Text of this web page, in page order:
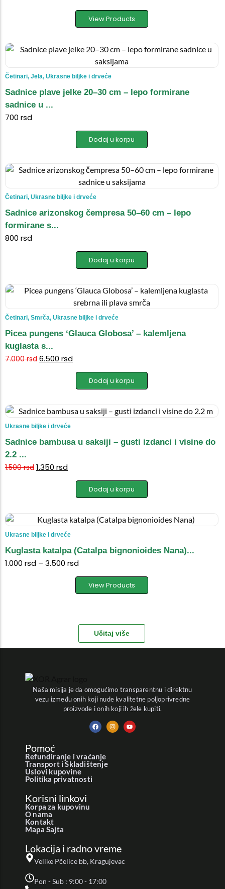
View Products
Četinari, Jela, Ukrasne biljke i drveće
Sadnice plave jelke 20–30 cm – lepo formirane
sadnice u ...
700 rsd
Dodaj u korpu
Četinari, Ukrasne biljke i drveće
Sadnice arizonskog čempresa 50–60 cm – lepo
formirane s...
800 rsd
Dodaj u korpu
Četinari, Smrča, Ukrasne biljke i drveće
Picea pungens ‘Glauca Globosa’ – kalemljena
kuglasta s...
7.000rsd 6.500 rsd
Dodaj u korpu
Ukrasne biljke i drveće
Sadnice bambusa u saksiji – gusti izdanci i visine do
2.2 ...
1.500rsd 1.350 rsd
Dodaj u korpu
Ukrasne biljke i drveće
Kuglasta katalpa (Catalpa bignonioides Nana)...
1.000 rsd – 3.500 rsd
View Products
Učitaj više
Naša misija je da omogućimo transparentnu i direktnu
vezu između onih koji nude kvalitetne poljoprivredne
proizvode i onih koji ih žele kupiti.
Pomoć
Refundiranje i vraćanje
Transport i Skladištenje
Uslovi kupovine
Politika privatnosti
Korisni linkovi
Korpa za kupovinu
O nama
Kontakt
Mapa Sajta
Lokacija i radno vreme
Velike Pčelice bb, Kragujevac
Pon - Sub : 9:00 - 17:00